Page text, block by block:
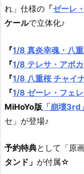
れ」仕様の 「ゼーレ
ケールで立体化♪
『1/8 真炎幸魂・八
『1/8 テレサ・アポ
『1/8 八重桜 チャイ
『1/8 ゼーレ・フェ
MiHoYo版 「崩壊
セ」が登場♪
予約特典として「原
タンド」 が付属☆